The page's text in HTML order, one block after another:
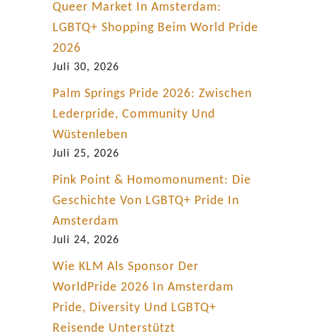
Queer Market In Amsterdam:
LGBTQ+ Shopping Beim World Pride
2026
Juli 30, 2026
Palm Springs Pride 2026: Zwischen
Lederpride, Community Und
Wüstenleben
Juli 25, 2026
Pink Point & Homomonument: Die
Geschichte Von LGBTQ+ Pride In
Amsterdam
Juli 24, 2026
Wie KLM Als Sponsor Der
WorldPride 2026 In Amsterdam
Pride, Diversity Und LGBTQ+
Reisende Unterstützt